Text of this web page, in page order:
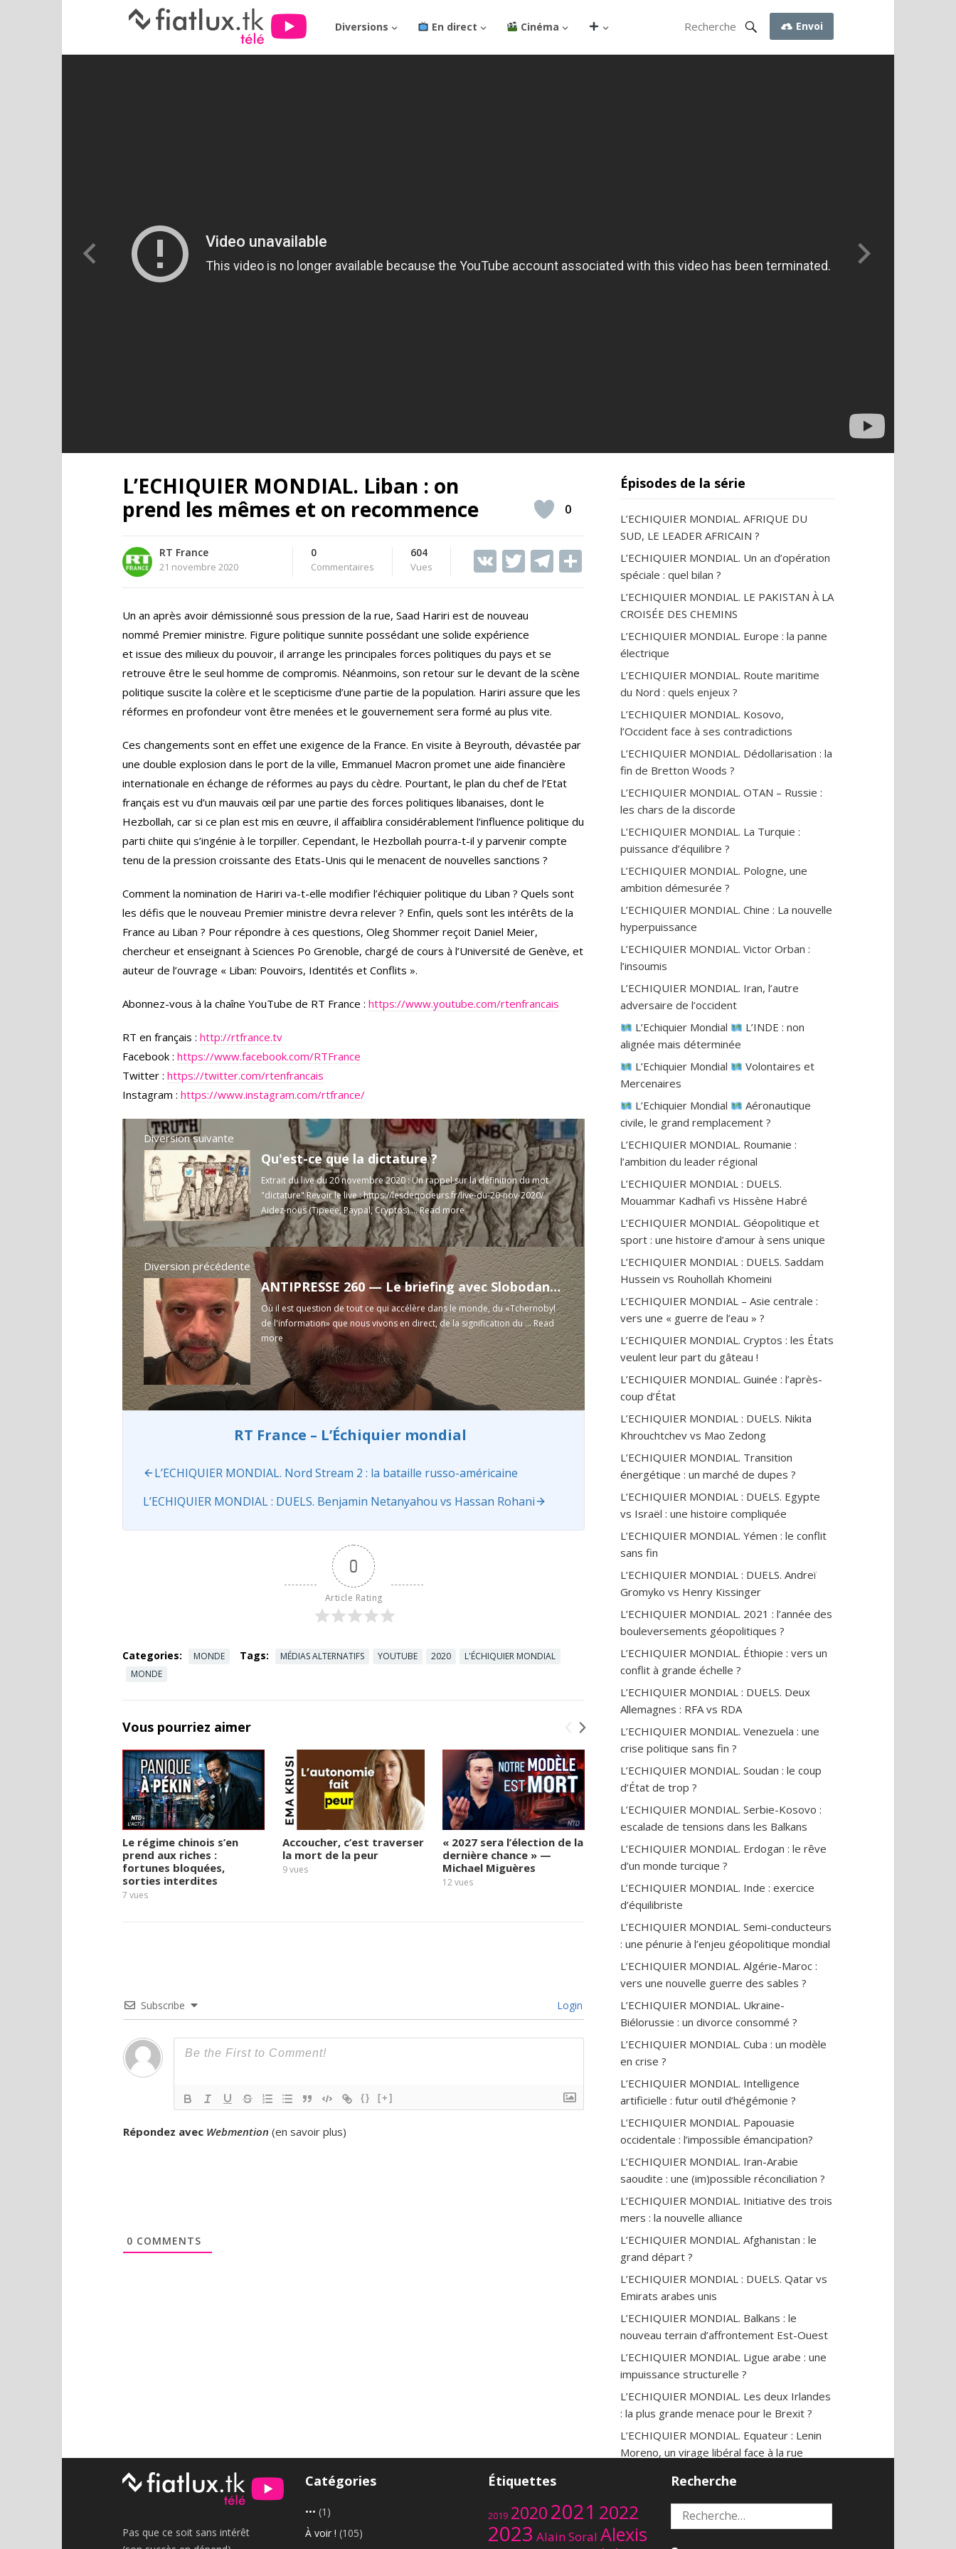
Diversions En direct Cinéma Envoi
L’ECHIQUIER MONDIAL. Liban : on
prend les mêmes et on recommence
RT France
21 novembre 2020
0
Commentaires
604
Vues V T
itt
er
T
m
0
Un an après avoir démissionné sous pression de la rue, Saad Hariri est de nouveau
nommé Premier ministre. Figure politique sunnite possédant une solide expérience
et issue des milieux du pouvoir, il arrange les principales forces politiques du pays et se
retrouve être le seul homme de compromis. Néanmoins, son retour sur le devant de la scène
politique suscite la colère et le scepticisme d’une partie de la population. Hariri assure que les
réformes en profondeur vont être menées et le gouvernement sera formé au plus vite.
Ces changements sont en effet une exigence de la France. En visite à Beyrouth, dévastée par
une double explosion dans le port de la ville, Emmanuel Macron promet une aide financière
internationale en échange de réformes au pays du cèdre. Pourtant, le plan du chef de l’Etat
français est vu d’un mauvais œil par une partie des forces politiques libanaises, dont le
Hezbollah, car si ce plan est mis en œuvre, il affaiblira considérablement l’influence politique du
parti chiite qui s’ingénie à le torpiller. Cependant, le Hezbollah pourra-t-il y parvenir compte
tenu de la pression croissante des Etats-Unis qui le menacent de nouvelles sanctions ?
Comment la nomination de Hariri va-t-elle modifier l’échiquier politique du Liban ? Quels sont
les défis que le nouveau Premier ministre devra relever ? Enfin, quels sont les intérêts de la
France au Liban ? Pour répondre à ces questions, Oleg Shommer reçoit Daniel Meier,
chercheur et enseignant à Sciences Po Grenoble, chargé de cours à l’Université de Genève, et
auteur de l’ouvrage « Liban: Pouvoirs, Identités et Conflits ».
Abonnez-vous à la chaîne YouTube de RT France : https://www.youtube.com/rtenfrancais
RT en français : http://rtfrance.tv
Facebook : https://www.facebook.com/RTFrance
Twitter : https://twitter.com/rtenfrancais
Instagram : https://www.instagram.com/rtfrance/
Diversion suivante
Qu'est-ce que la dictature ?
Extrait du live du 20 novembre 2020 : Un rappel sur la définition du mot
"dictature" Revoir le live :https://lesdeqodeurs.fr/live-du-20-nov-2020/
Aidez-nous (Tipeee, Paypal, Cryptos) ...Read more
Diversion précédente
ANTIPRESSE 260 — Le briefing avec Slobodan Despot
Où il est question de tout ce qui accélère dans le monde, du «Tchernobyl
de l'information» que nous vivons en direct, de la signification du ...Read
more
RT France – L’Échiquier mondial
L’ECHIQUIER MONDIAL. Nord Stream 2 : la bataille russo-américaine
L’ECHIQUIER MONDIAL : DUELS. Benjamin Netanyahou vs Hassan Rohani
0
Article Rating
Categories: MONDE Tags: MÉDIAS ALTERNATIFS YOUTUBE 2020
L'ÉCHIQUIER MONDIAL
MONDE
Vous pourriez aimer
Le régime chinois s’en
prend aux riches :
fortunes bloquées,
sorties interdites
7 vues
Accoucher, c’est traverser
la mort de la peur
9vues
« 2027 sera l’élection de la
dernière chance » —
Michael Miguères
12vues
expriment leur libération
face aux tradition
vues
Le dogme de l’assiette :
les croyances alimentaires
Subscribe Login
{} [+]
Répondez avec Webmention (en savoir plus)
0 COMMENTS
Épisodes de la série
L’ECHIQUIER MONDIAL. AFRIQUE DU
SUD, LE LEADER AFRICAIN ?
L’ECHIQUIER MONDIAL. Un an d’opération
spéciale : quel bilan ?
L’ECHIQUIER MONDIAL. LE PAKISTAN À LA
CROISÉE DES CHEMINS
L’ECHIQUIER MONDIAL. Europe : la panne
électrique
L’ECHIQUIER MONDIAL. Route maritime
du Nord : quels enjeux ?
L’ECHIQUIER MONDIAL. Kosovo,
l’Occident face à ses contradictions
L’ECHIQUIER MONDIAL. Dédollarisation : la
fin de Bretton Woods ?
L’ECHIQUIER MONDIAL. OTAN – Russie :
les chars de la discorde
L’ECHIQUIER MONDIAL. La Turquie :
puissance d’équilibre ?
L’ECHIQUIER MONDIAL. Pologne, une
ambition démesurée ?
L’ECHIQUIER MONDIAL. Chine : La nouvelle
hyperpuissance
L’ECHIQUIER MONDIAL. Victor Orban :
l’insoumis
L’ECHIQUIER MONDIAL. Iran, l’autre
adversaire de l’occident
L’Echiquier Mondial
L’INDE : non
alignée mais déterminée
L’Echiquier Mondial
Volontaires et
Mercenaires
L’Echiquier Mondial
Aéronautique
civile, le grand remplacement ?
L’ECHIQUIER MONDIAL. Roumanie :
l’ambition du leader régional
L’ECHIQUIER MONDIAL : DUELS.
Mouammar Kadhafi vs Hissène Habré
L’ECHIQUIER MONDIAL. Géopolitique et
sport : une histoire d’amour à sens unique
L’ECHIQUIER MONDIAL : DUELS. Saddam
Hussein vs Rouhollah Khomeini
L’ECHIQUIER MONDIAL – Asie centrale :
vers une « guerre de l’eau » ?
L’ECHIQUIER MONDIAL. Cryptos : les États
veulent leur part du gâteau !
L’ECHIQUIER MONDIAL. Guinée : l’après-
coup d’État
L’ECHIQUIER MONDIAL : DUELS. Nikita
Khrouchtchev vs Mao Zedong
L’ECHIQUIER MONDIAL. Transition
énergétique : un marché de dupes ?
L’ECHIQUIER MONDIAL : DUELS. Egypte
vs Israël : une histoire compliquée
L’ECHIQUIER MONDIAL. Yémen : le conflit
sans fin
L’ECHIQUIER MONDIAL : DUELS. Andreï
Gromyko vs Henry Kissinger
L’ECHIQUIER MONDIAL. 2021 : l’année des
bouleversements géopolitiques ?
L’ECHIQUIER MONDIAL. Éthiopie : vers un
conflit à grande échelle ?
L’ECHIQUIER MONDIAL : DUELS. Deux
Allemagnes : RFA vs RDA
L’ECHIQUIER MONDIAL. Venezuela : une
crise politique sans fin ?
L’ECHIQUIER MONDIAL. Soudan : le coup
d’État de trop ?
L’ECHIQUIER MONDIAL. Serbie-Kosovo :
escalade de tensions dans les Balkans
L’ECHIQUIER MONDIAL. Erdogan : le rêve
d’un monde turcique ?
L’ECHIQUIER MONDIAL. Inde : exercice
d’équilibriste
L’ECHIQUIER MONDIAL. Semi-conducteurs
: une pénurie à l’enjeu géopolitique mondial
L’ECHIQUIER MONDIAL. Algérie-Maroc :
vers une nouvelle guerre des sables ?
L’ECHIQUIER MONDIAL. Ukraine-
Biélorussie : un divorce consommé ?
L’ECHIQUIER MONDIAL. Cuba : un modèle
en crise ?
L’ECHIQUIER MONDIAL. Intelligence
artificielle : futur outil d’hégémonie ?
L’ECHIQUIER MONDIAL. Papouasie
occidentale : l’impossible émancipation?
L’ECHIQUIER MONDIAL. Iran-Arabie
saoudite : une (im)possible réconciliation ?
L’ECHIQUIER MONDIAL. Initiative des trois
mers : la nouvelle alliance
L’ECHIQUIER MONDIAL. Afghanistan : le
grand départ ?
L’ECHIQUIER MONDIAL : DUELS. Qatar vs
Emirats arabes unis
L’ECHIQUIER MONDIAL. Balkans : le
nouveau terrain d’affrontement Est-Ouest
L’ECHIQUIER MONDIAL. Ligue arabe : une
impuissance structurelle ?
L’ECHIQUIER MONDIAL. Les deux Irlandes
: la plus grande menace pour le Brexit ?
L’ECHIQUIER MONDIAL. Equateur : Lenin
Moreno, un virage libéral face à la rue
L’ECHIQUIER MONDIAL. Tunisie : Kaïs
L’ECHIQUIER MONDIAL. L’affaire
ukrainienne de Donald Trump : une épée à
Pas que ce soit sans intérêt
Catégories
••• (1)
À voir ! (105)
Étiquettes
2019 20202021 2022
2023 Alain Soral Alexis
Recherche
Rechercher :